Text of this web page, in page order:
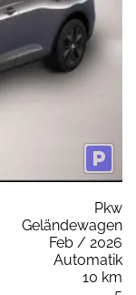
Pkw
Geländewagen
Feb / 2026
Automatik
10 km